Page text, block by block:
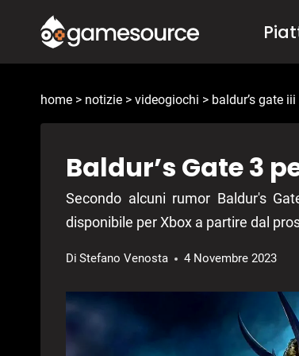
contenuto
home > notizie > videogiochi > baldur’s gate iii
Baldur’s Gate 3
Secondo alcuni rumor Baldur's
disponibile per Xbox a partire dal
Di Stefano Venosta 4 Novembre 2023